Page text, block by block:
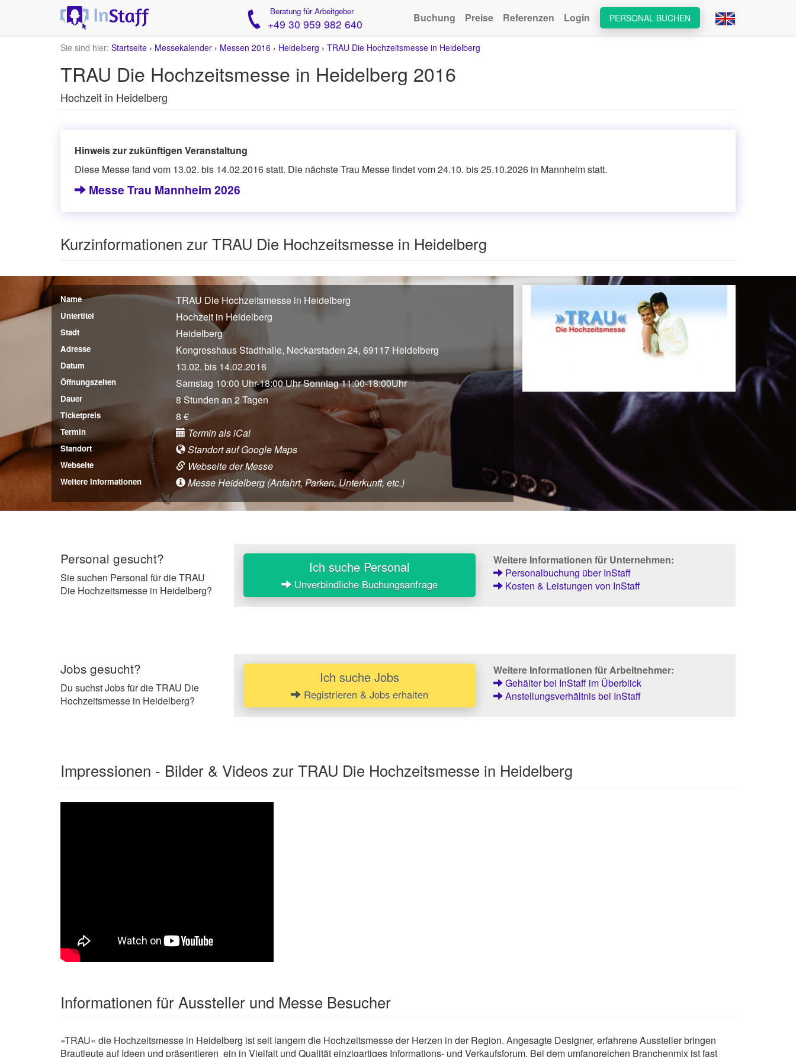
Beratung für Arbeitgeber
+49 30 959 982 640 PERSONAL BUCHEN
Buchung Preise Referenzen Login
Sie sind hier: Startseite › Messekalender › Messen 2016 › Heidelberg › TRAU Die Hochzeitsmesse in Heidelberg
TRAU Die Hochzeitsmesse in Heidelberg 2016
Hochzeit in Heidelberg
Hinweis zur zukünftigen Veranstaltung
Diese Messe fand vom 13.02. bis 14.02.2016 statt. Die nächste Trau Messe findet vom 24.10. bis 25.10.2026 in Mannheim statt.
Messe Trau Mannheim 2026
Kurzinformationen zur TRAU Die Hochzeitsmesse in Heidelberg
Name TRAU Die Hochzeitsmesse in Heidelberg
Untertitel Hochzeit in Heidelberg
Stadt Heidelberg
Adresse Kongresshaus Stadthalle, Neckarstaden 24, 69117 Heidelberg
Datum 13.02. bis 14.02.2016
Öffnungszeiten Samstag 10:00 Uhr-18:00 Uhr Sonntag 11:00-18:00Uhr
Dauer 8 Stunden an 2 Tagen
Ticketpreis 8 €
Termin Termin als iCal
Standort Standort auf Google Maps
Webseite Webseite der Messe
Weitere Informationen Messe Heidelberg (Anfahrt, Parken, Unterkunft, etc.)
Personal gesucht?
Sie suchen Personal für die TRAU
Die Hochzeitsmesse in Heidelberg?
Ich suche Personal
Unverbindliche Buchungsanfrage
Weitere Informationen für Unternehmen:
Personalbuchung über InStaff
Kosten & Leistungen von InStaff
Jobs gesucht?
Du suchst Jobs für die TRAU Die
Hochzeitsmesse in Heidelberg?
Ich suche Jobs
Registrieren & Jobs erhalten
Weitere Informationen für Arbeitnehmer:
Gehälter bei InStaff im Überblick
Anstellungsverhältnis bei InStaff
Impressionen - Bilder & Videos zur TRAU Die Hochzeitsmesse in Heidelberg
Informationen für Aussteller und Messe Besucher
»TRAU« die Hochzeitsmesse in Heidelberg ist seit langem die Hochzeitsmesse der Herzen in der Region. Angesagte Designer, erfahrene Aussteller bringen
Brautleute auf Ideen und präsentieren ein in Vielfalt und Qualität einzigartiges Informations- und Verkaufsforum. Bei dem umfangreichen Branchenmix ist fast